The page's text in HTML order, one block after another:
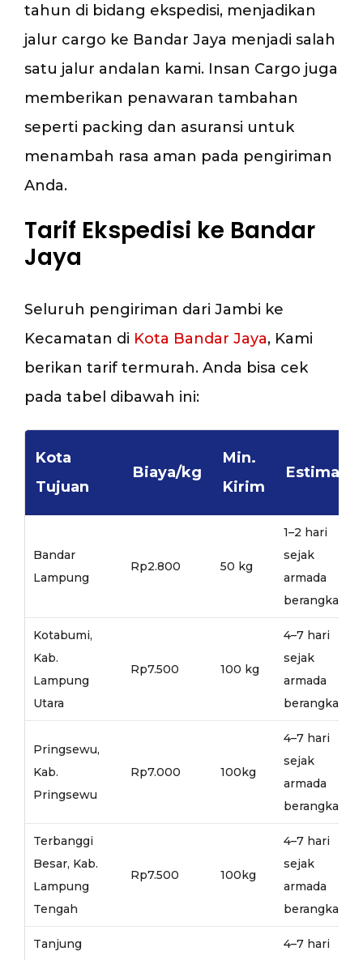
tahun di bidang ekspedisi, menjadikan
jalur cargo ke Bandar Jaya menjadi salah
satu jalur andalan kami. Insan Cargo juga
memberikan penawaran tambahan
seperti packing dan asuransi untuk
menambah rasa aman pada pengiriman
Anda.
Tarif Ekspedisi ke Bandar
Jaya
Seluruh pengiriman dari Jambi ke
Kecamatan di Kota Bandar Jaya, Kami
berikan tarif termurah. Anda bisa cek
pada tabel dibawah ini:
Kota
Tujuan
Biaya/kg
Min.
Kirim
Estimasi
Bandar
Lampung
Rp2.800 50 kg
1–2 hari
sejak
armada
berangkat
Kotabumi,
Kab.
Lampung
Utara
Rp7.500 100 kg
4–7 hari
sejak
armada
berangkat
Pringsewu,
Kab.
Pringsewu
Rp7.000 100kg
4–7 hari
sejak
armada
berangkat
Terbanggi
Besar, Kab.
Lampung
Tengah
Rp7.500 100kg
4–7 hari
sejak
armada
berangkat
Tanjung
4–7 hari